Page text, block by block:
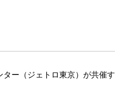
ー（ジェトロ東京）が共催す